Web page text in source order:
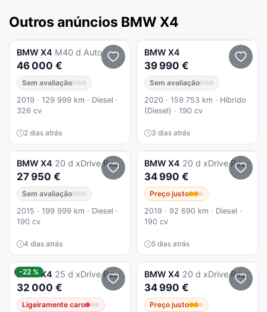
Outros anúncios BMW X4
BMW X4 M40 d Auto
46 000 €
Sem avaliação
2019 · 129 999 km · Diesel ·
326 cv
2 dias atrás
BMW X4
39 990 €
Sem avaliação
2020 · 159 753 km · Híbrido
(Diesel) · 190 cv
3 dias atrás
BMW X4 20 d xDrive Pack M
27 950 €
Sem avaliação
2015 · 199 999 km · Diesel ·
190 cv
4 dias atrás
BMW X4 20 d xDrive Pack M Auto
34 990 €
Preço justo
2019 · 92 690 km · Diesel ·
190 cv
5 dias atrás
-22 %
BMW X4 25 d xDrive Pack M Auto
32 000 €
Ligeiramente caro
BMW X4 20 d xDrive Pack M Auto
34 990 €
Preço justo